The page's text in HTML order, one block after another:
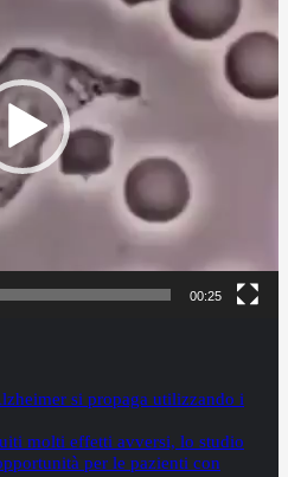
00:25
si propaga utilizzando i
molti effetti avversi, lo studio
per le pazienti con